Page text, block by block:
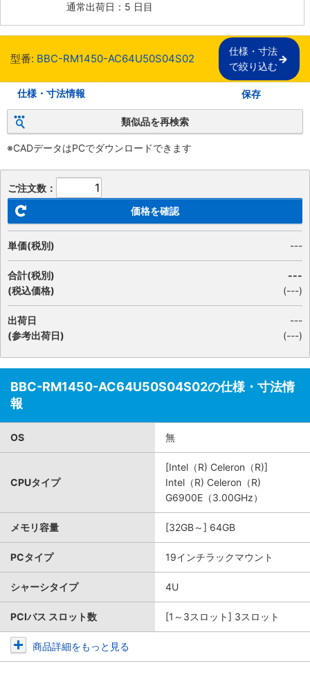
通常出荷日：5 日目
型番: BBC-RM1450-AC64U50S04S02
仕様・寸法
で絞り込む
仕様・寸法情報 保存
類似品を再検索
※CADデータはPCでダウンロードできます
ご注文数：
価格を確認
単価(税別) ---
合計(税別)
(税込価格)
---
(---)
出荷日
(参考出荷日)
---
(---)
BBC-RM1450-AC64U50S04S02の仕様・寸法情
報
OS 無
CPUタイプ
[Intel（R) Celeron（R)]
Intel（R) Celeron（R)
G6900E（3.00GHz）
メモリ容量 [32GB～] 64GB
PCタイプ 19インチラックマウント
シャーシタイプ 4U
PCIバス スロット数 [1～3スロット] 3スロット
商品詳細をもっと見る